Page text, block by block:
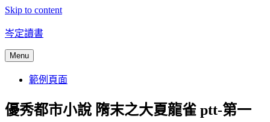
Skip to content
岑定讀書
Menu
範例頁面
優秀都市小說 隋末之大夏龍雀 ptt-第一